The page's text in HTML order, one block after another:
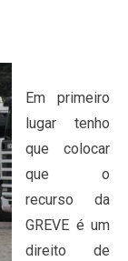
Em primeiro
lugar tenho
que colocar
que o
recurso da
GREVE é um
direito de